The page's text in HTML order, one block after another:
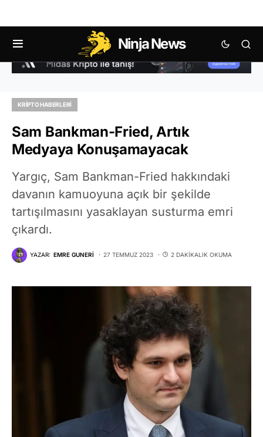
Ninja News
KRIPTO HABERLERI
Sam Bankman-Fried, Artık
Medyaya Konuşamayacak
Yargıç, Sam Bankman-Fried hakkındaki
davanın kamuoyuna açık bir şekilde
tartışılmasını yasaklayan susturma emri
çıkardı.
YAZAR: EMRE GUNERI 27 TEMMUZ 2023 2 DAKIKALIK OKUMA